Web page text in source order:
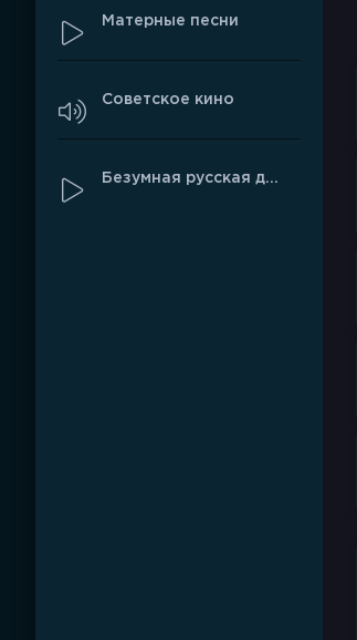
Матерные песни
Советское кино
Безумная русская дискотека